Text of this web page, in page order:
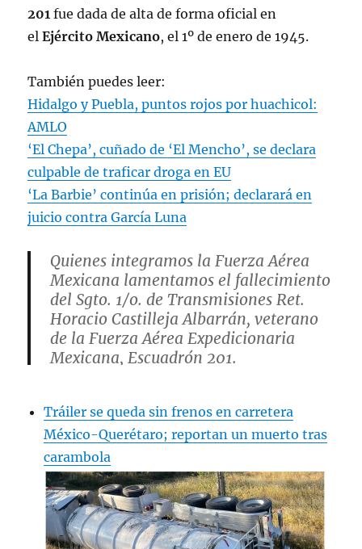
201 fue dada de alta de forma oficial en
elEjército Mexicano, el 1º de enero de 1945.
También puedes leer:
Hidalgo y Puebla, puntos rojos por huachicol:
AMLO
‘El Chepa’, cuñado de ‘El Mencho’, se declara
culpable de traficar droga en EU
‘La Barbie’ continúa en prisión; declarará en
juicio contra García Luna
Quienes integramos la Fuerza Aérea
Mexicana lamentamos el fallecimiento
del Sgto. 1/o. de Transmisiones Ret.
Horacio Castilleja Albarrán, veterano
de la Fuerza Aérea Expedicionaria
Mexicana, Escuadrón 201.
familia y amigos. Descanse en paz.
pic.twitter.com/eKhgk83FXN
— José Gerardo Vega Rivera.
(@ComandanteFAM)December 1,
2022
Tráiler se queda sin frenos en carretera
México-Querétaro; reportan un muerto tras
carambola